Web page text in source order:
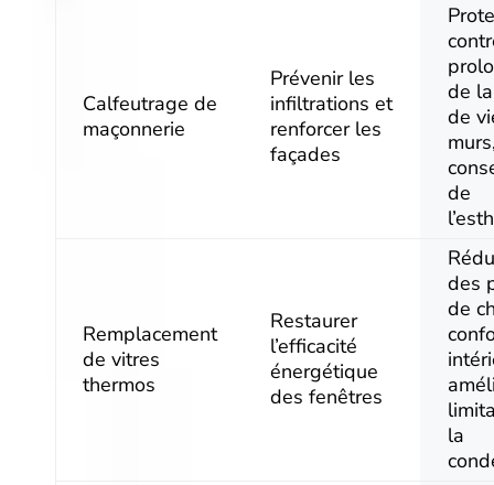
Calfeutrage de
maçonnerie
Prévenir les
infiltrations et
renforcer les
façades
de
de
de
Remplacement
de vitres
thermos
Restaurer
l’efficacité
énergétique
des fenêtres
des
de
la